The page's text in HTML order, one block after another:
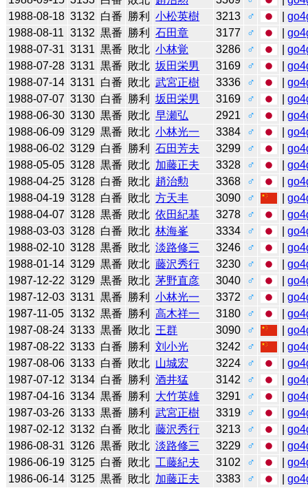
1988-08-18 3132 白番 勝利 小松英樹 3213 ♂ |
1988-08-11 3132 黒番 勝利 石田章 3177 ♂ |
1988-07-31 3131 黒番 敗北 小林覚 3286 ♂ |
1988-07-28 3131 黒番 敗北 坂田栄男 3169 ♂ |
1988-07-14 3131 白番 敗北 武宮正樹 3336 ♂ |
1988-07-07 3130 白番 勝利 坂田栄男 3169 ♂ |
1988-06-30 3130 黒番 敗北 早瀬弘 2921 ♂ |
1988-06-09 3129 黒番 敗北 小林光一 3384 ♂ |
1988-06-02 3129 白番 勝利 石田芳夫 3299 ♂ |
1988-05-05 3128 黒番 敗北 加藤正夫 3328 ♂ |
1988-04-25 3128 白番 敗北 趙治勲 3368 ♂ |
1988-04-19 3128 白番 敗北 方天丰 3090 ♂ |
1988-04-07 3128 黒番 敗北 依田紀基 3278 ♂ |
1988-03-03 3128 白番 敗北 林海峯 3334 ♂ |
1988-02-10 3128 黒番 敗北 淡路修三 3246 ♂ |
1988-01-14 3129 黒番 敗北 藤沢秀行 3230 ♂ |
1987-12-22 3129 黒番 敗北 茅野直彦 3040 ♂ |
1987-12-03 3131 黒番 勝利 小林光一 3372 ♂ |
1987-11-05 3132 黒番 勝利 高木祥一 3180 ♂ |
1987-08-24 3133 黒番 敗北 王群 3090 ♂ |
1987-08-22 3133 白番 勝利 刘小光 3242 ♂ |
1987-08-06 3133 白番 敗北 山城宏 3224 ♂ |
1987-07-12 3134 白番 勝利 酒井猛 3142 ♂ |
1987-04-16 3134 黒番 勝利 大竹英雄 3291 ♂ |
1987-03-26 3133 黒番 勝利 武宮正樹 3319 ♂ |
1987-02-12 3132 白番 敗北 藤沢秀行 3213 ♂ |
1986-08-31 3126 黒番 敗北 淡路修三 3229 ♂ |
1986-06-19 3125 白番 敗北 工藤紀夫 3102 ♂ |
1986-06-14 3125 黒番 敗北 加藤正夫 3383 ♂ |